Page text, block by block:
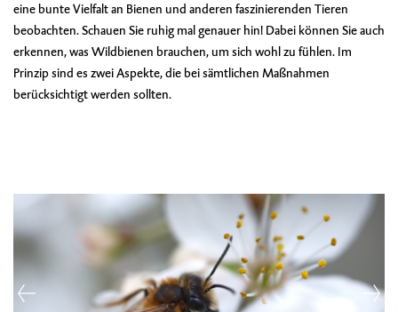
eine bunte Vielfalt an Bienen und anderen faszinierenden Tieren
beobachten. Schauen Sie ruhig mal genauer hin! Dabei können Sie auch
erkennen, was Wildbienen brauchen, um sich wohl zu fühlen. Im
Prinzip sind es zwei Aspekte, die bei sämtlichen Maßnahmen
berücksichtigt werden sollten.